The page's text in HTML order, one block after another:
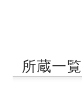
所蔵一覧